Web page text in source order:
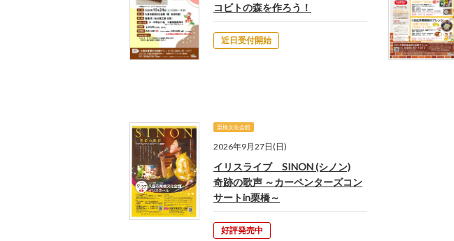
コビトの森を作ろう！
近日受付開始
栗橋文化会館
2026年9月27日(日)
イリスライブ SINON (シノン)
奇跡の歌声 ～カーペンターズコン
サートin栗橋～
好評発売中